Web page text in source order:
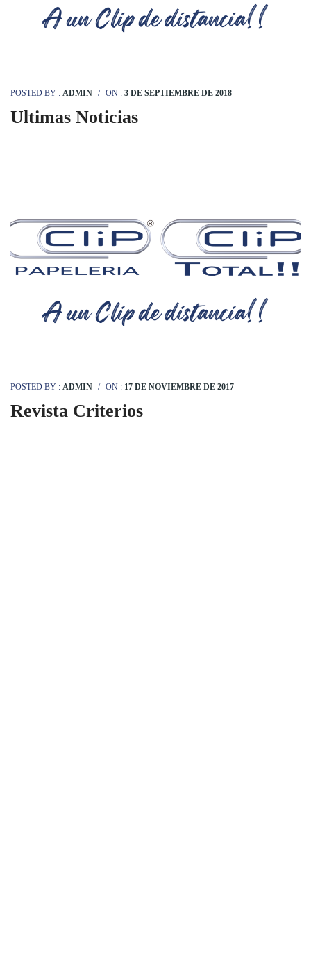
POSTED BY : ADMIN / ON : 3 DE SEPTIEMBRE DE 2018
Ultimas Noticias
POSTED BY : ADMIN / ON : 17 DE NOVIEMBRE DE 2017
Revista Criterios